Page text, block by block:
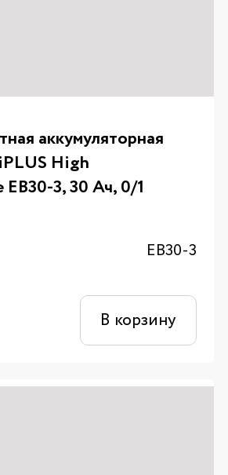
аккумуляторная
High
EB30-3, 30 Ач, 0/1
EB30-3
В корзину